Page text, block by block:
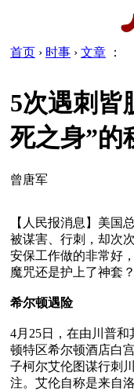
首页 › 时事 › 文章 ：
5次遇刺皆
死之身”的
曾唐军
【人民报消息】美国
被谋害、行刺，却次
安保工作做的非常好
魔咒还是护上了神套？
希尔顿遇险
4月25日，在由川普
顿特区希尔顿酒店白
子柯尔艾伦图谋行刺
注。艾伦自称是来自